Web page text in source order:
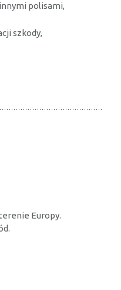
polisami,
szkody,
Europy.